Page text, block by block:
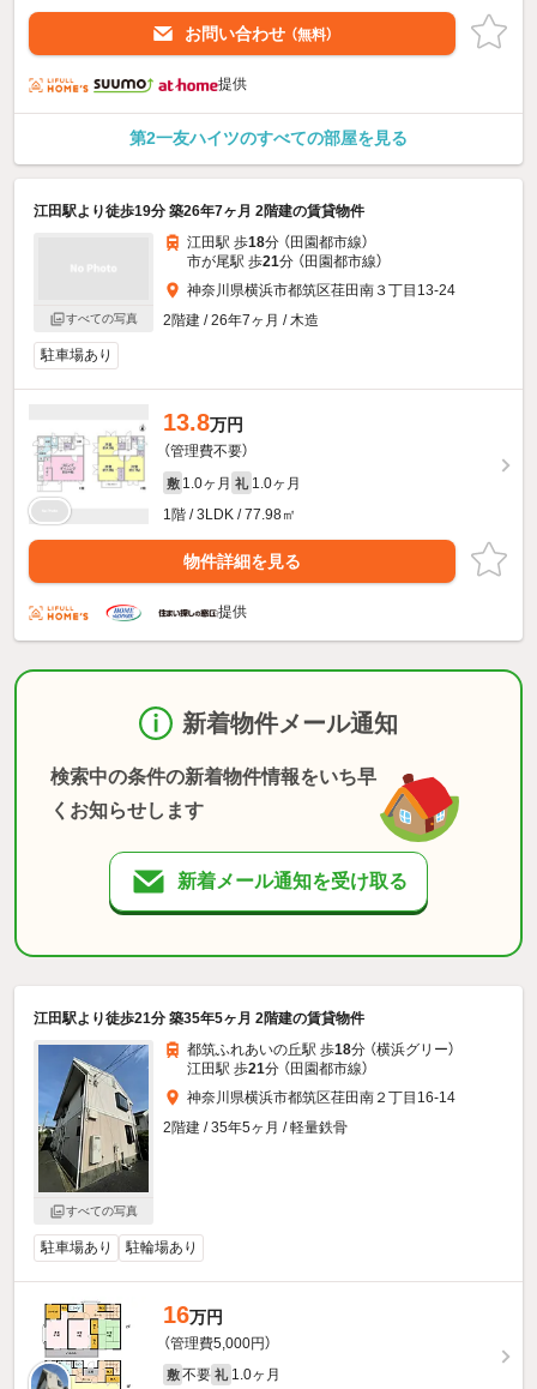
お問い合わせ （無料）
提供
第2一友ハイツのすべての部屋を見る
江田駅より徒歩19分 築26年7ヶ月 2階建の賃貸物件
すべての写真
江田駅 歩18分 （田園都市線）
市が尾駅 歩21分 （田園都市線）
神奈川県横浜市都筑区荏田南３丁目13-24
2階建 / 26年7ヶ月 / 木造
駐車場あり
13.8万円
（管理費不要）
敷 1.0ヶ月 礼 1.0ヶ月
1階 / 3LDK / 77.98㎡
物件詳細を見る
提供
新着物件メール通知
検索中の条件の新着物件情報をいち早
くお知らせします
新着メール通知を受け取る
江田駅より徒歩21分 築35年5ヶ月 2階建の賃貸物件
すべての写真
都筑ふれあいの丘駅 歩18分 （横浜グリー）
江田駅 歩21分 （田園都市線）
神奈川県横浜市都筑区荏田南２丁目16-14
2階建 / 35年5ヶ月 / 軽量鉄骨
駐車場あり 駐輪場あり
16万円
（管理費5,000円）
敷 不要 礼 1.0ヶ月